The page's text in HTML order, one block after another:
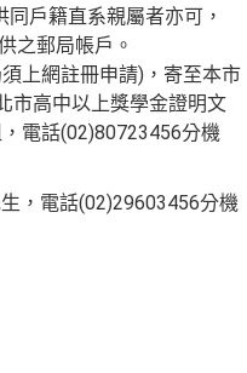
戶籍直系親屬者亦可，
之郵局帳戶。
上網註冊申請)，寄至本市
市高中以上獎學金證明文
電話(02)80723456分機
，電話(02)29603456分機